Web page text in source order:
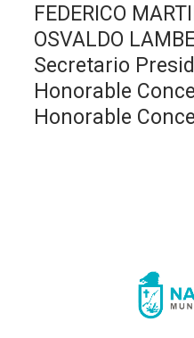
FEDERICO
OSVALDO
Secretario
Honorable
Honorable